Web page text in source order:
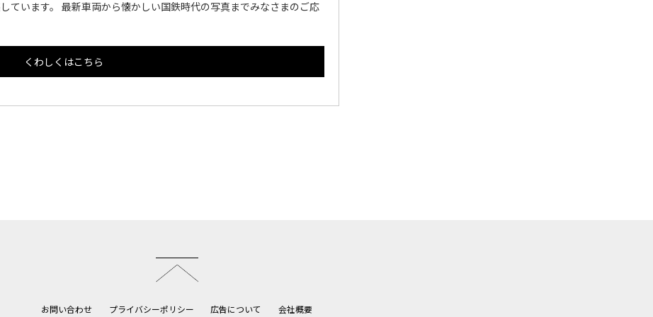
ています。 最新車両から懐かしい国鉄時代の写真までみなさまのご応
くわしくはこちら
お問い合わせ プライバシーポリシー 広告について 会社概要